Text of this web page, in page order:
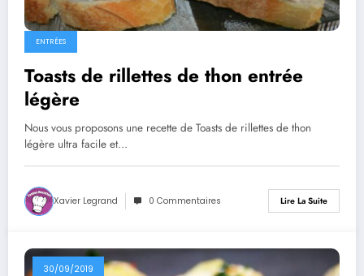
ENTRÉES
Toasts de rillettes de thon entrée
légère
Nous vous proposons une recette de Toasts de rillettes de thon
légère ultra facile et…
Xavier Legrand 0 Commentaires Lire La Suite
30/09/2019